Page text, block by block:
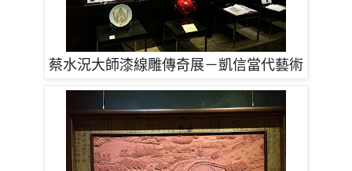
蔡水況大師漆線雕傳奇展－凱信當代藝術